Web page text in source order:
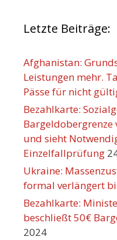
Letzte Beiträge:
Afghanistan:
Leistungen mehr.
Pässe für nicht
Bezahlkarte:
und sieht
Einzelfallprüfung
Ukraine:
formal verlängert
Bezahlkarte:
beschließt 50€
2024